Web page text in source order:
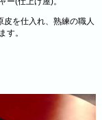
皮を仕入れ、熟練の職人
す。